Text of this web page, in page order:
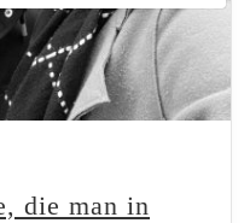
die man in